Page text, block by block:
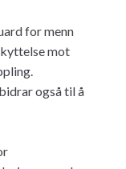
for menn
mot
også til å